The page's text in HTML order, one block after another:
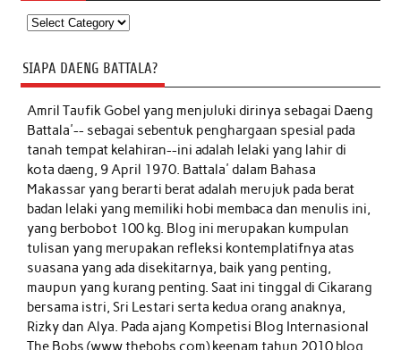
Kategori
SIAPA DAENG BATTALA?
Amril Taufik Gobelyang menjuluki dirinya sebagai Daeng
Battala'-- sebagai sebentuk penghargaan spesial pada
tanah tempat kelahiran--ini adalah lelaki yang lahir di
kota daeng, 9 April 1970. Battala' dalam Bahasa
Makassar yang berarti berat adalah merujuk pada berat
badan lelaki yang memiliki hobi membaca dan menulis ini,
yang berbobot 100 kg. Blog ini merupakan kumpulan
tulisan yang merupakan refleksi kontemplatifnya atas
suasana yang ada disekitarnya, baik yang penting,
maupun yang kurang penting. Saat ini tinggal di Cikarang
bersama istri, Sri Lestari serta kedua orang anaknya,
Rizky dan Alya. Pada ajang Kompetisi Blog Internasional
The Bobs (www.thebobs.com) keenam tahun 2010 blog